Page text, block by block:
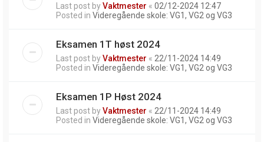
Last post byVaktmester « 02/12-2024 12:47
Posted in Videregående skole: VG1, VG2 og VG3
Eksamen 1T høst 2024
Last post byVaktmester « 22/11-2024 14:49
Posted in Videregående skole: VG1, VG2 og VG3
Eksamen 1P Høst 2024
Last post byVaktmester « 22/11-2024 14:49
Posted in Videregående skole: VG1, VG2 og VG3